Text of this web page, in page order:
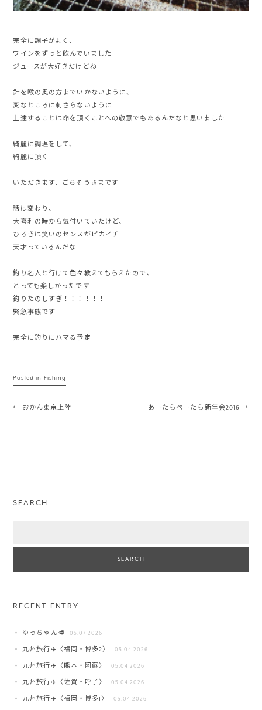
完全に調子がよく、
ワインをずっと飲んでいました
ジュースが大好きだけどね
針を喉の奥の方までいかないように、
変なところに刺さらないように
上達することは命を頂くことへの敬意でもあるんだなと思いました
綺麗に調理をして、
綺麗に頂く
いただきます、ごちそうさまです
話は変わり、
大喜利の時から気付いていたけど、
ひろきは笑いのセンスがピカイチ
天才っているんだな
釣り名人と行けて色々教えてもらえたので、
とっても楽しかったです
釣りたのしすぎ！！！！！！
緊急事態です
完全に釣りにハマる予定
Posted in Fishing
Post navigation
← おかん東京上陸 あーたらぺーたら新年会2016→
SEARCH
RECENT ENTRY
ゆっちゃん🥩 05.07 2026
九州旅行✈️〈福岡・博多2〉 05.04 2026
九州旅行✈️〈熊本・阿蘇〉 05.04 2026
九州旅行✈️〈佐賀・呼子〉 05.04 2026
九州旅行✈️〈福岡・博多1〉 05.04 2026